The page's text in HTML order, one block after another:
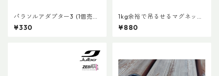
パラソルアダプター3 (1個売
り)
¥330
1kg余裕で吊るせるマグネット
キーホルダー
¥880